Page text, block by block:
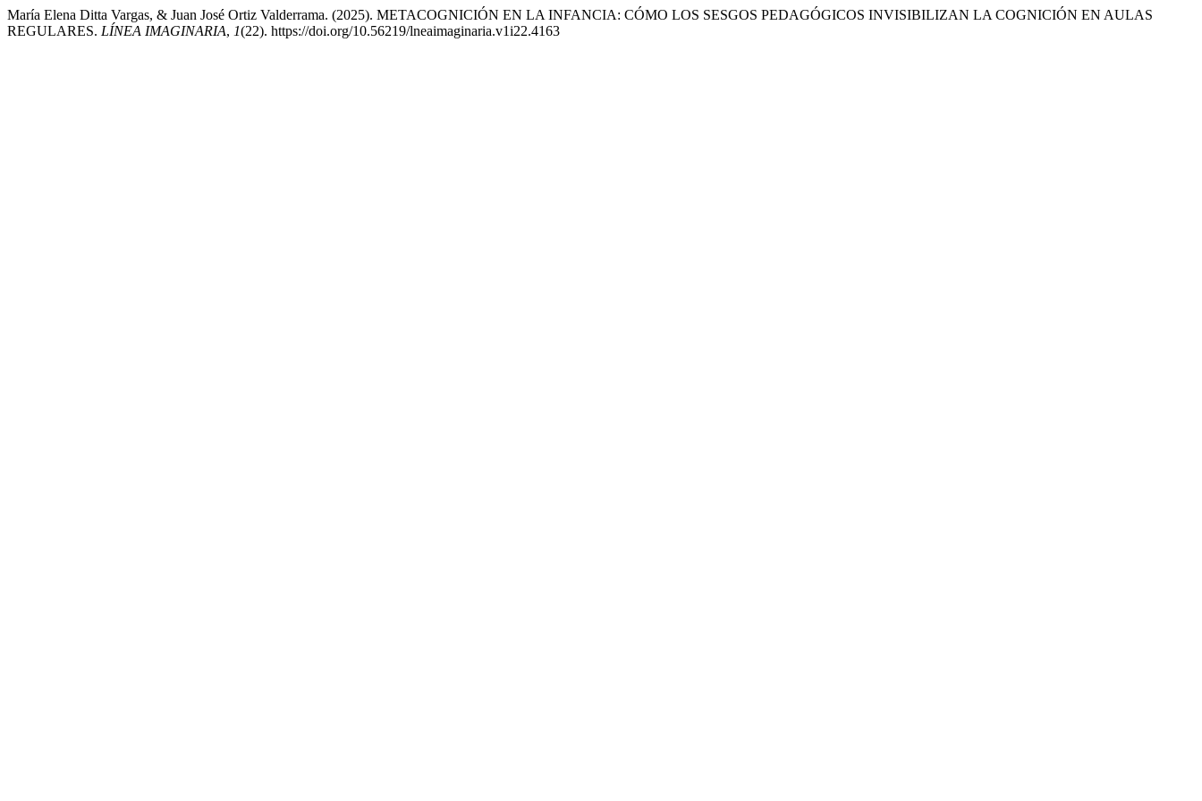
María Elena Ditta Vargas, & Juan José Ortiz Valderrama. (2025). METACOGNICIÓN EN LA INFANCIA: CÓMO LOS SESGOS PEDAGÓGICOS INVISIBILIZAN LA COGNICIÓN EN AULAS
REGULARES. LÍNEA IMAGINARIA, 1(22). https://doi.org/10.56219/lneaimaginaria.v1i22.4163